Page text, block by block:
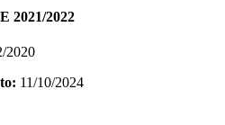
2021/2022
2020
11/10/2024